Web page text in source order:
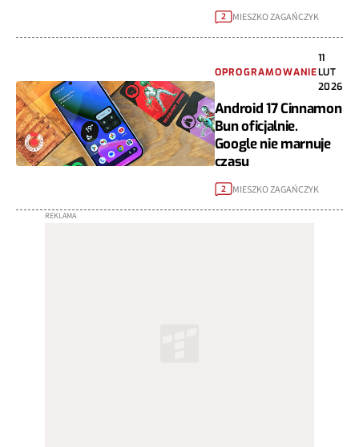
2 MIESZKO ZAGAŃCZYK
OPROGRAMOWANIE
11
LUT
2026
Android 17 Cinnamon
Bun oficjalnie.
Google nie marnuje
czasu
2 MIESZKO ZAGAŃCZYK